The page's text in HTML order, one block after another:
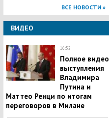
ВСЕ НОВОСТИ »
ВИДЕО
16:52
Полное видео
выступления
Владимира
Путина и
Маттео Ренци по итогам
переговоров в Милане